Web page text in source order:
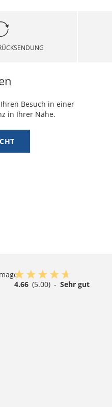
Besuch in einer
in Ihrer Nähe.
4.66 (5.00) - Sehr gut